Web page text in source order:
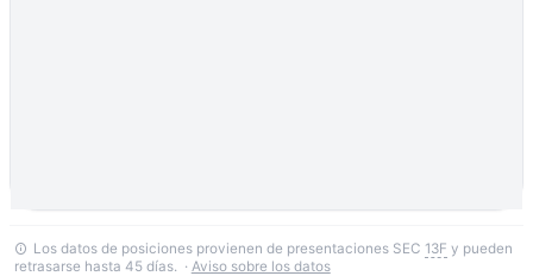
Los datos de posiciones provienen de presentaciones SEC 13F y pueden
retrasarse hasta 45 días. · Aviso sobre los datos